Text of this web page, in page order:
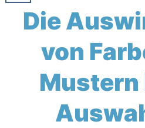
Die
von
Mustern